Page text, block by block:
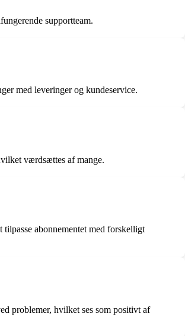
supportteam.
med leveringer og kundeservice.
værdsættes af mange.
abonnementet med forskelligt
problemer, hvilket ses som positivt af